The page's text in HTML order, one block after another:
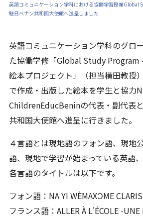
英語コミュニケーション学科における協働学習授業Global
駐日ベナン共和国大使館へ進呈しました
英語コミュニケーション学科のグロ
た協働学修「Global Study Program
絵本プロジェクト」（担当横田教授
で作成・出版した絵本を学生と協力
ChildrenEducBeninの代表・副代表
共和国大使館へ進呈に行きました。
４言語とは現地語のフォン語、現地
語、現地で学習が始まっている英語
各言語のタイトルは以下です。
フォン語： NA YI WÈMAXƆME
フランス語： ALLER À L'ÉCOLE -